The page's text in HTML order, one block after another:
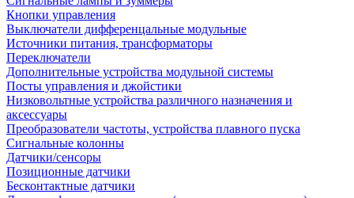
Кнопки управления
Выключатели дифференцальные модульные
Источники питания, трансформаторы
Переключатели
Дополнительные устройства модульной системы
Посты управления и джойстики
Низковольтные устройства различного назначения и
аксессуары
Преобразователи частоты, устройства плавного пуска
Сигнальные колонны
Датчики/сенсоры
Позиционные датчики
Бесконтактные датчики